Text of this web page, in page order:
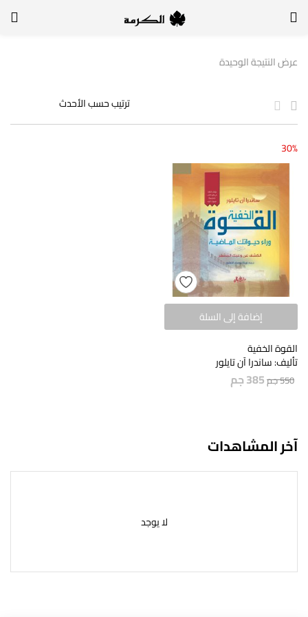
لتسجيل الدخول, أدخل اسم المستخدم وكلمة السر
تذكر بياناتي
لا أذكر كلمة السر
عرض النتيجة الوحيدة
30%
إضافة إلى السلة
القوة الخفية
تأليف: ساندرا آن تايلور
550جم385جم
آخر المشاهدات
لا يوجد